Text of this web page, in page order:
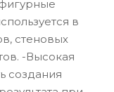
в
стеновых
-Высокая
создания